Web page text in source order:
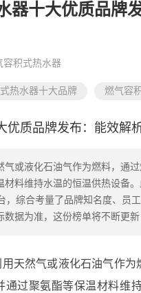
器十大优质品牌
容积式热水器
热水器十大品牌 燃气容
优质品牌发布：能效解
或液化石油气作为燃料，通
材料维持水温的恒温供热设备
，综合考量了品牌知名度、员
据为准，这份榜单将不断更
天然气或液化石油气作
通过聚氨酯等保温材料维